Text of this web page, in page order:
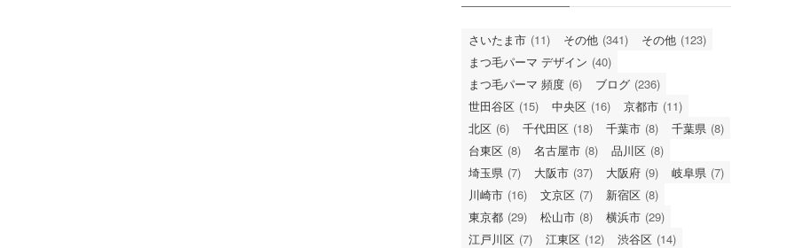
さいたま市 (11) その他 (341) その他 (123)
まつ毛パーマ デザイン (40)
まつ毛パーマ 頻度 (6) ブログ (236)
世田谷区 (15) 中央区 (16) 京都市 (11)
北区 (6) 千代田区 (18) 千葉市 (8) 千葉県 (8)
台東区 (8) 名古屋市 (8) 品川区 (8)
埼玉県 (7) 大阪市 (37) 大阪府 (9) 岐阜県 (7)
川崎市 (16) 文京区 (7) 新宿区 (8)
東京都 (29) 松山市 (8) 横浜市 (29)
江戸川区 (7) 江東区 (12) 渋谷区 (14)